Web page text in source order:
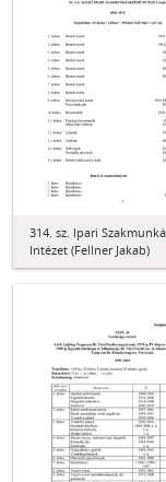
314. sz. Ipari
Intézet (Fellner Jakab)